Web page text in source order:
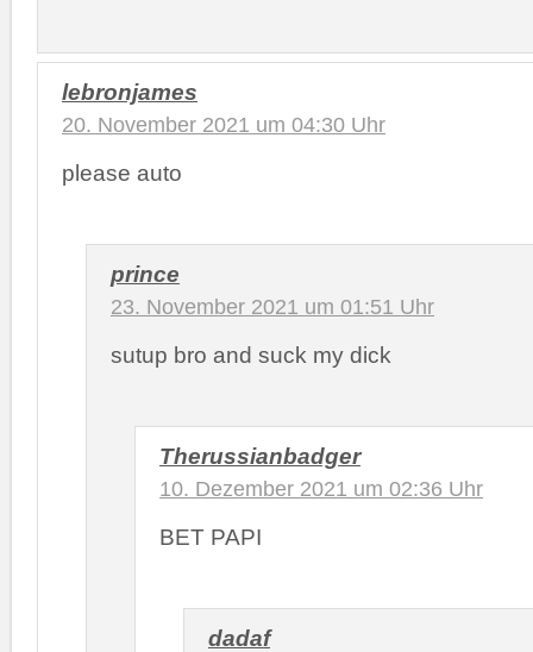
lebronjames
20. November 2021 um 04:30 Uhr
please auto
prince
23. November 2021 um 01:51 Uhr
sutup bro and suck my dick
Therussianbadger
10. Dezember 2021 um 02:36 Uhr
BET PAPI
dadaf